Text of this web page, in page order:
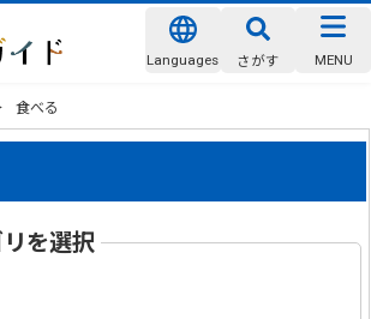
Languages さがす MENU
食べる
を選択